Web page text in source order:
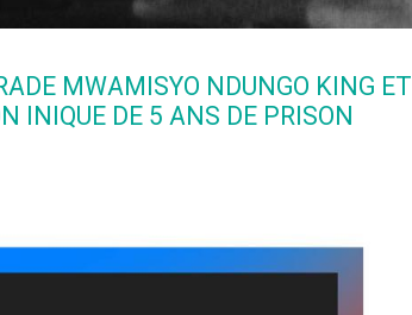
MWAMISYO NDUNGO KING ET
INIQUE DE 5 ANS DE PRISON